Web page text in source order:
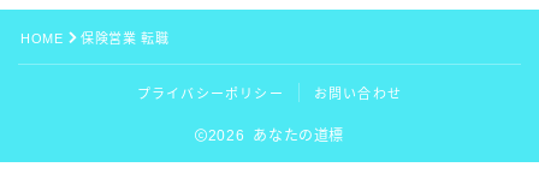
HOME 保険営業 転職
プライバシーポリシー お問い合わせ
2026 あなたの道標